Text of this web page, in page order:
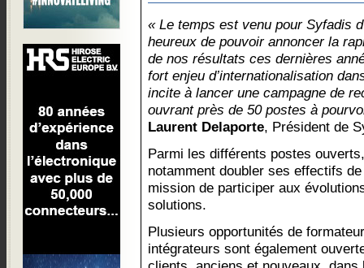
« Le temps est venu pour Syfadis
heureux de pouvoir annoncer la
de nos résultats ces dernières
fort enjeu d’internationalisation
incite à lancer une campagne de
ouvrant près de 50 postes à
Laurent Delaporte, Président de
Parmi les différents postes
notamment doubler ses effectifs
mission de participer aux
solutions.
Plusieurs opportunités de
intégrateurs sont également